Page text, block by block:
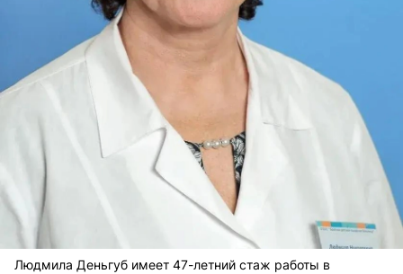
Людмила Деньгуб имеет 47-летний стаж работы в